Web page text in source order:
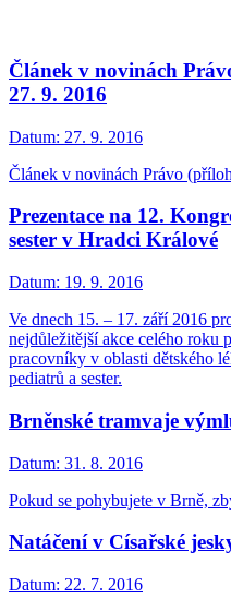
Článek v novinách
27. 9. 2016
Datum: 27. 9. 2016
Článek v novinách Právo
Prezentace na 12.
sester v Hradci Králové
Datum: 19. 9. 2016
Ve dnech 15. – 17. září 2016
nejdůležitější akce celého roku
pracovníky v oblasti dětského
pediatrů a sester.
Brněnské tramvaje
Datum: 31. 8. 2016
Pokud se pohybujete v Brně,
Natáčení v Císařské
Datum: 22. 7. 2016